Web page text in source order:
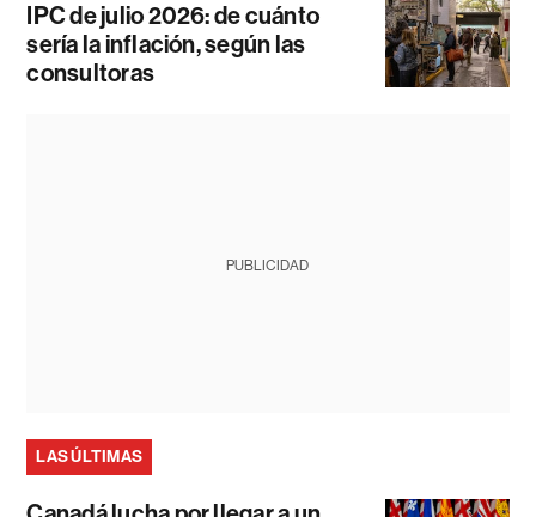
IPC de julio 2026: de cuánto
sería la inflación, según las
consultoras
PUBLICIDAD
LAS ÚLTIMAS